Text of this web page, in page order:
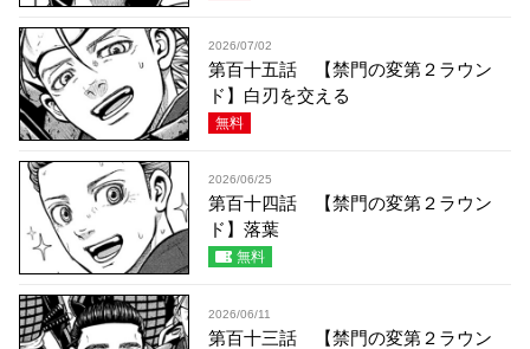
2026/07/02
第百十五話 【禁門の変第２ラウン
ド】白刃を交える
無料
2026/06/25
第百十四話 【禁門の変第２ラウン
ド】落葉
無料
2026/06/11
第百十三話 【禁門の変第２ラウン